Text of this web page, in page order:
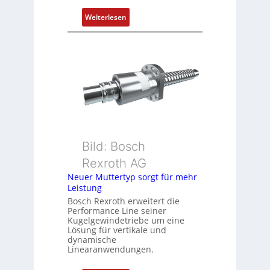
t
s
m
e
n
u
d
Z
u
t
a
Weiterlesen:
D
g
e
b
k
m
b
n
i
e
Bild: Bosch
Rexroth AG
Neuer Muttertyp sorgt für mehr
Leistung
Bosch Rexroth erweitert die
Performance Line seiner
Kugelgewindetriebe um eine
Lösung für vertikale und
dynamische
Linearanwendungen.